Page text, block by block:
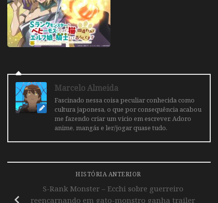
Marcelo Almeida
Fascinado nessa coisa peculiar conhecida como
cultura japonesa, o que por consequência acabou
me fazendo criar um vicio em escrever. Adoro
anime, mangás e ler/jogar quase tudo.
HISTÓRIA ANTERIOR
S-Rank Monster – Ecchi sobre guerreiro
reencarnando em gato-monstro ganha trailer